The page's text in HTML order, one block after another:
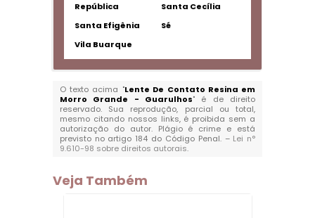
República
Santa Cecília
Santa Efigênia
Sé
Vila Buarque
O texto acima "Lente De Contato Resina em
Morro Grande - Guarulhos" é de direito
reservado. Sua reprodução, parcial ou total,
mesmo citando nossos links, é proibida sem a
autorização do autor. Plágio é crime e está
previsto no artigo 184 do Código Penal. – Lei n°
9.610-98 sobre direitos autorais.
Veja Também